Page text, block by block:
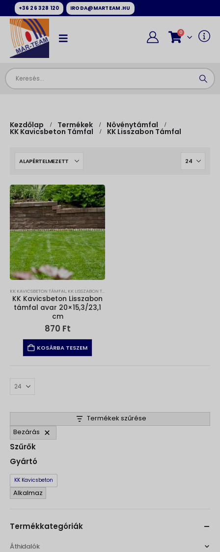
+36 26 328 120 IRODA@MARTEAM.HU
0
Kezdőlap Termékek Növénytámfal
KK Kavicsbeton Támfal KK Lisszabon Támfal
KK KAVICSBETON TÁMFAL, KK LISSZABON TÁMFAL
KK Kavicsbeton Lisszabon
támfal avar 20×15,3/23,1
cm
870 Ft
KOSÁRBA TESZEM
Termékek szűrése
Bezárás
Szűrők
Gyártó
Gyártó
KK Kavicsbeton
Alkalmaz
Termékkategóriák
Áthidalók